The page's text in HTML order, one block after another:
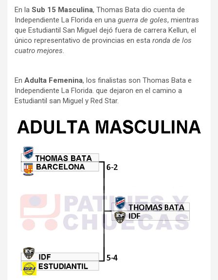
En la Sub 15 Masculina, Thomas Bata dio cuenta de
Independiente La Florida en una guerra de goles, mientras
que Estudiantil San Miguel dejó fuera de carrera Kellun, el
único representativo de provincias en esta ronda de los
cuatro mejores.
En Adulta Femenina, los finalistas son Thomas Bata e
Independiente La Florida. que dejaron en el camino a
Estudiantil san Miguel y Red Star.